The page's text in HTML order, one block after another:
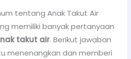
tentang Anak Takut Air
memiliki banyak pertanyaan
takut air. Berikut jawaban
menenangkan dan memberi